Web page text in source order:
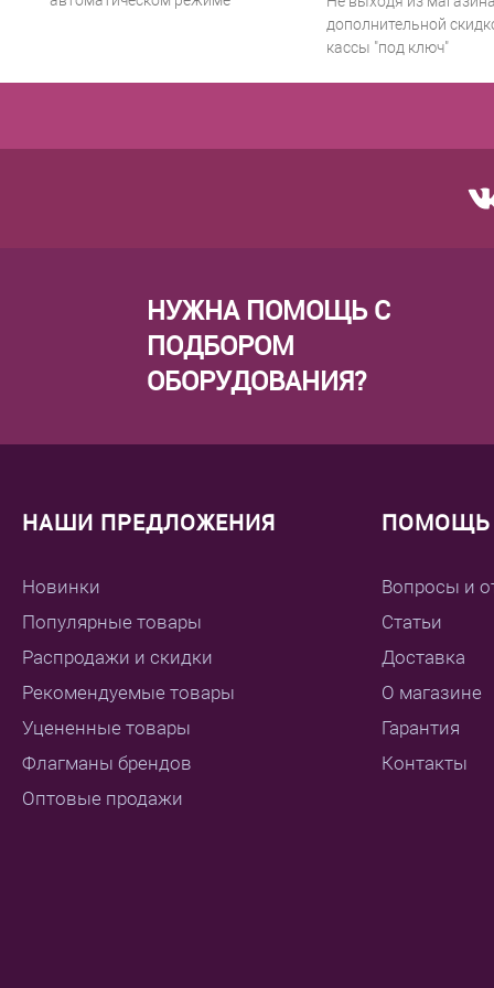
дополнительной
кассы "под ключ"
НУЖНА ПОМОЩЬ С
ПОДБОРОМ
ОБОРУДОВАНИЯ?
НАШИ ПРЕДЛОЖЕНИЯ
Новинки
Популярные товары
Распродажи и скидки
Рекомендуемые товары
Уцененные товары
Флагманы брендов
Оптовые продажи
ПОМОЩЬ
Вопросы и
Статьи
Доставка
О магазине
Гарантия
Контакты